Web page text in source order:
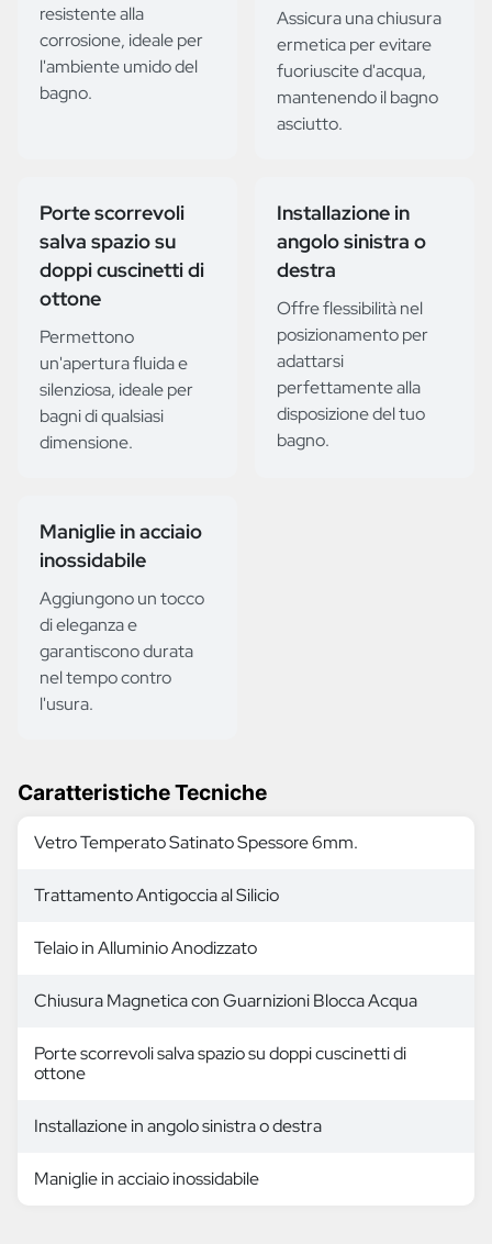
resistente alla
corrosione, ideale per
l'ambiente umido del
bagno.
Assicura una chiusura
ermetica per evitare
fuoriuscite d'acqua,
mantenendo il bagno
asciutto.
Porte scorrevoli
salva spazio su
doppi cuscinetti di
ottone
Permettono
un'apertura fluida e
silenziosa, ideale per
bagni di qualsiasi
dimensione.
Installazione in
angolo sinistra o
destra
Offre flessibilità nel
posizionamento per
adattarsi
perfettamente alla
disposizione del tuo
bagno.
Maniglie in acciaio
inossidabile
Aggiungono un tocco
di eleganza e
garantiscono durata
nel tempo contro
l'usura.
Caratteristiche Tecniche
Vetro Temperato Satinato Spessore 6mm.
Trattamento Antigoccia al Silicio
Telaio in Alluminio Anodizzato
Chiusura Magnetica con Guarnizioni Blocca Acqua
Porte scorrevoli salva spazio su doppi cuscinetti di
ottone
Installazione in angolo sinistra o destra
Maniglie in acciaio inossidabile